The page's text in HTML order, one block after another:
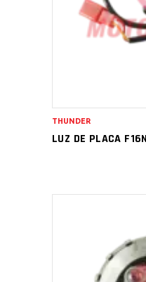
AÑADIR
LUZ DE PLACA F16N
THUNDER